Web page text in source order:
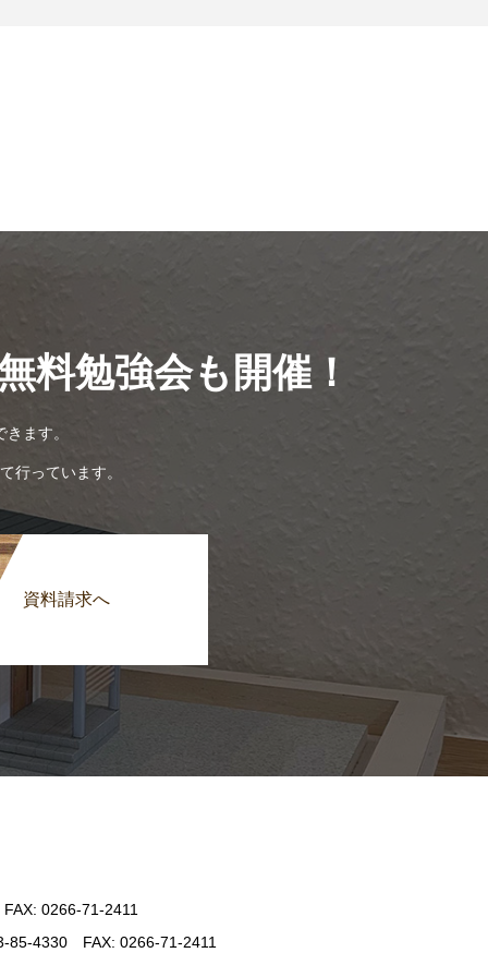
料勉強会も開催！
ます。
行っています。
資料請求へ
0266-71-2411
85-4330 FAX: 0266-71-2411